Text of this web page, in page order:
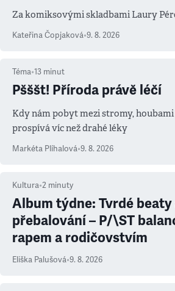
Za komiksovými skladbami Laury
Kateřina Čopjaková•9. 8. 2026
Téma•13 minut
Pšššt! Příroda právě léčí
Kdy nám pobyt mezi stromy,
prospívá víc než drahé léky
Markéta Plíhalová•9. 8. 2026
Kultura•2 minuty
Album týdne: Tvrdé
přebalování – P/\ST
rapem a rodičovstvím
Eliška Palušová•9. 8. 2026